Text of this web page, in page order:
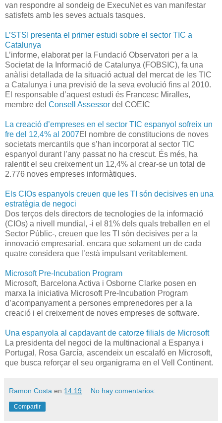
van respondre al sondeig de ExecuNet es van manifestar
satisfets amb les seves actuals tasques.
L’STSI presenta el primer estudi sobre el sector TIC a
Catalunya
L’informe, elaborat per la Fundació Observatori per a la
Societat de la Informació de Catalunya (FOBSIC), fa una
anàlisi detallada de la situació actual del mercat de les TIC
a Catalunya i una previsió de la seva evolució fins al 2010.
El responsable d’aquest estudi és Francesc Miralles,
membre del Consell Assessor del COEIC
La creació d’empreses en el sector TIC espanyol sofreix un
fre del 12,4% al 2007El nombre de constitucions de noves
societats mercantils que s’han incorporat al sector TIC
espanyol durant l’any passat no ha crescut. És més, ha
ralentit el seu creixement un 12,4% al crear-se un total de
2.776 noves empreses informàtiques.
Els CIOs espanyols creuen que les TI són decisives en una
estratègia de negoci
Dos terços dels directors de tecnologies de la informació
(CIOs) a nivell mundial, -i el 81% dels quals treballen en el
Sector Públic-, creuen que les TI són decisives per a la
innovació empresarial, encara que solament un de cada
quatre considera que l’està impulsant veritablement.
Microsoft Pre-Incubation Program
Microsoft, Barcelona Activa i Osborne Clarke posen en
marxa la iniciativa Microsoft Pre-Incubation Program
d’acompanyament a persones emprenedores per a la
creació i el creixement de noves empreses de software.
Una espanyola al capdavant de catorze filials de Microsoft
La presidenta del negoci de la multinacional a Espanya i
Portugal, Rosa García, ascendeix un escalafó en Microsoft,
que busca reforçar el seu organigrama en el Vell Continent.
Ramon Costa en 14:19 No hay comentarios:
Compartir